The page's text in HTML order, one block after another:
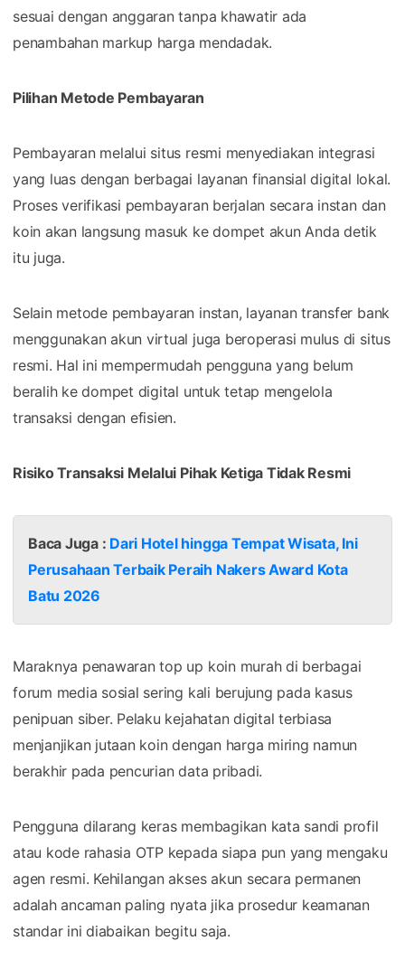
sesuai dengan anggaran tanpa khawatir ada
penambahan markup harga mendadak.
Pilihan Metode Pembayaran
Pembayaran melalui situs resmi menyediakan integrasi
yang luas dengan berbagai layanan finansial digital lokal.
Proses verifikasi pembayaran berjalan secara instan dan
koin akan langsung masuk ke dompet akun Anda detik
itu juga.
Selain metode pembayaran instan, layanan transfer bank
menggunakan akun virtual juga beroperasi mulus di situs
resmi. Hal ini mempermudah pengguna yang belum
beralih ke dompet digital untuk tetap mengelola
transaksi dengan efisien.
Risiko Transaksi Melalui Pihak Ketiga Tidak Resmi
Baca Juga : Dari Hotel hingga Tempat Wisata, Ini
Perusahaan Terbaik Peraih Nakers Award Kota
Batu 2026
Maraknya penawaran top up koin murah di berbagai
forum media sosial sering kali berujung pada kasus
penipuan siber. Pelaku kejahatan digital terbiasa
menjanjikan jutaan koin dengan harga miring namun
berakhir pada pencurian data pribadi.
Pengguna dilarang keras membagikan kata sandi profil
atau kode rahasia OTP kepada siapa pun yang mengaku
agen resmi. Kehilangan akses akun secara permanen
adalah ancaman paling nyata jika prosedur keamanan
standar ini diabaikan begitu saja.